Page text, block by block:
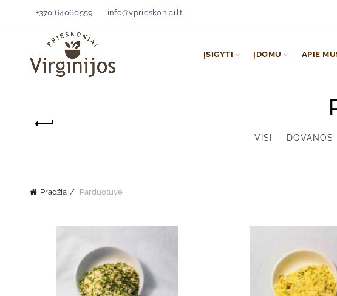
+370 64060559 info@vprieskoniai.lt
ĮSIGYTI ĮDOMU APIE
VISI DOVANOS
Pradžia Parduotuvė